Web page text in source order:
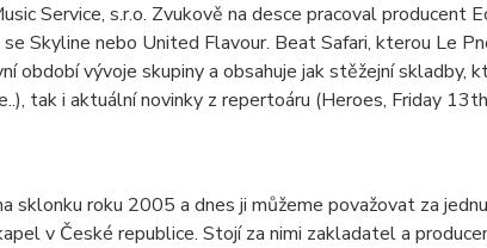
Service, s.r.o. Zvukově na desce pracoval producent
Skyline nebo United Flavour. Beat Safari, kterou Le
období vývoje skupiny a obsahuje jak stěžejní skladby,
tak i aktuální novinky z repertoáru (Heroes, Friday
sklonku roku 2005 a dnes ji můžeme považovat za
v České republice. Stojí za nimi zakladatel a